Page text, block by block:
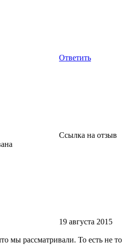
Ответить
Ссылка на отзыв
19 августа 2015
мы рассматривали. То есть не то